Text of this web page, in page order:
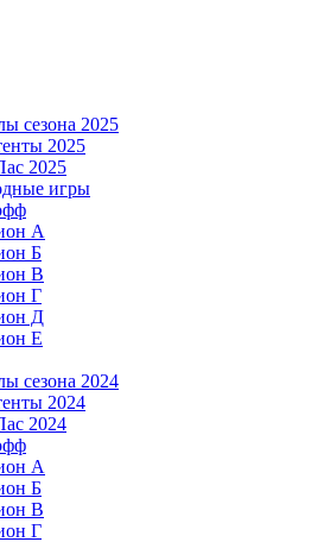
сезона 2025
2025
2025
игры
A
Б
В
Г
Д
Е
сезона 2024
2024
2024
A
Б
В
Г